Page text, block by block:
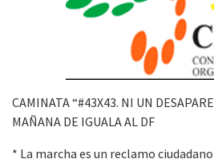
CAMINATA “#43X43. NI UN
MAÑANA DE IGUALA AL DF
* La marcha es un reclamo